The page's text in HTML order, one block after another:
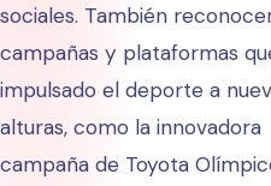
sociales. También
campañas y plataformas
impulsado el deporte a
alturas, como la innovadora
campaña de Toyota